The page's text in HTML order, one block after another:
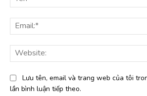
Lưu tên, email và trang web của tôi
lần bình luận tiếp theo.